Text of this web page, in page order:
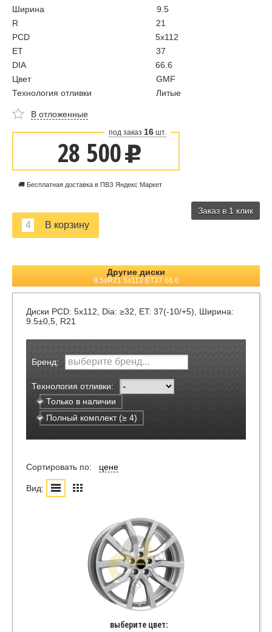
Ширина
9.5
R
21
PCD
5x112
ET
37
DIA
66.6
Цвет
GMF
Технология отливки
Литые
В отложенные
под заказ 16 шт.
28 500u
🚚 Бесплатная доставка в ПВЗ Яндекс Маркет
Заказ в 1 клик
Другие диски
9.5xR21 5x112 ET37 66.6
Диски PCD: 5x112, Dia: ≥32, ET: 37(-10/+5), Ширина:
9.5±0,5, R21
Бренд:
Технология отливки:
Только в наличии
Полный комплект (≥ 4)
Сортировать по: цене
Вид:
выберите цвет: